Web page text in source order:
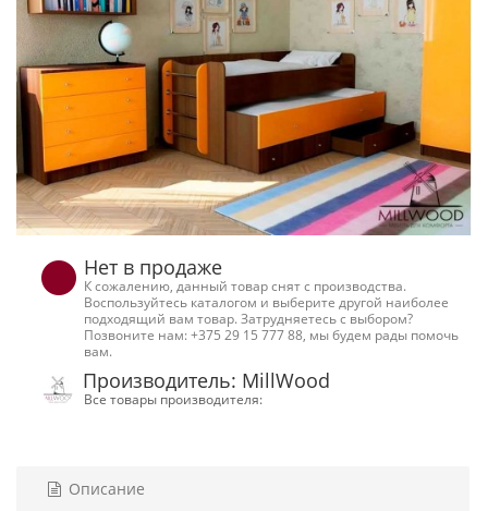
Нет в продаже
К сожалению, данный товар снят с производства.
Воспользуйтесь каталогом и выберите другой наиболее
подходящий вам товар. Затрудняетесь с выбором?
Позвоните нам: +375 29 15 777 88, мы будем рады помочь
вам.
Производитель: MillWood
Все товары производителя:
Описание